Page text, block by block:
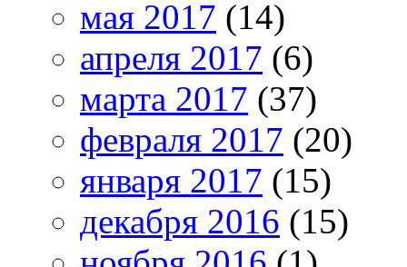
мая 2017 (14)
апреля 2017 (6)
марта 2017 (37)
февраля 2017 (20)
января 2017 (15)
декабря 2016 (15)